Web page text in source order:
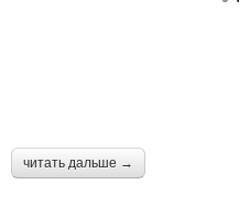
читать дальше →